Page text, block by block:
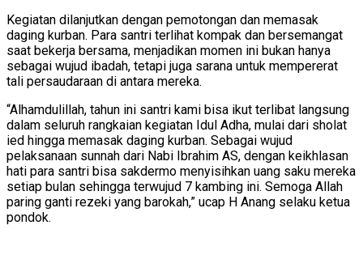
Kegiatan dilanjutkan dengan pemotongan dan memasak
daging kurban. Para santri terlihat kompak dan bersemangat
saat bekerja bersama, menjadikan momen ini bukan hanya
sebagai wujud ibadah, tetapi juga sarana untuk mempererat
tali persaudaraan di antara mereka.
“Alhamdulillah, tahun ini santri kami bisa ikut terlibat langsung
dalam seluruh rangkaian kegiatan Idul Adha, mulai dari sholat
ied hingga memasak daging kurban. Sebagai wujud
pelaksanaan sunnah dari Nabi Ibrahim AS, dengan keikhlasan
hati para santri bisa sakdermo menyisihkan uang saku mereka
setiap bulan sehingga terwujud 7 kambing ini. Semoga Allah
paring ganti rezeki yang barokah,” ucap H Anang selaku ketua
pondok.